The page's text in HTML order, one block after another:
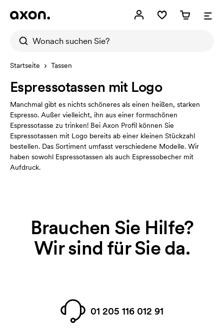
Startseite Tassen
Espressotassen mit Logo
Manchmal gibt es nichts schöneres als einen heißen, starken
Espresso. Außer vielleicht, ihn aus einer formschönen
Espressotasse zu trinken! Bei Axon Profil können Sie
Espressotassen mit Logo bereits ab einer kleinen Stückzahl
bestellen. Das Sortiment umfasst verschiedene Modelle. Wir
haben sowohl Espressotassen als auch Espressobecher mit
Aufdruck.
Brauchen Sie Hilfe?
Wir sind für Sie da.
01 205 116 012 91